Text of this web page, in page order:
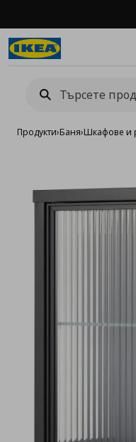
Продукти›Баня›Шкафове и